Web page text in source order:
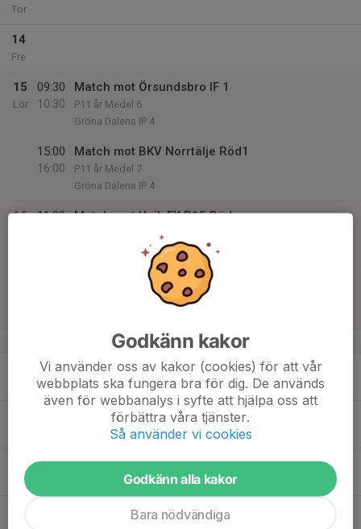
Tor
14
Fre
15
Lör
09:30
10:30
Match mot Örsundsbro IF 1
P11 år Medel 6
Gröna Dalens IP 4
15:00
16:00
Match mot BKV Norrtälje Röd1
P11 år Medel 7
Gröna Dalens IP 4
16
11:00
Match mot Unik FK P15 Röd
Valsätraskolans Konstgräs
Match mot Håbo FF P15 Röd
v.34
17:30
19:00
Träning, Gröna dalen konstgräs
Gröna dalen, konstgräsplan
Ons
17:30
Träning , Gröna dalen naturgräs
Gröna dalen
Godkänn kakor
Vi använder oss av kakor (cookies) för att vår
webbplats ska fungera bra för dig. De används
även för webbanalys i syfte att hjälpa oss att
förbättra våra tjänster.
Så använder vi cookies
Godkänn alla kakor
Bara nödvändiga